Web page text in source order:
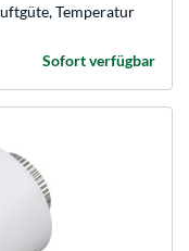
Temperatur
Sofort verfügbar